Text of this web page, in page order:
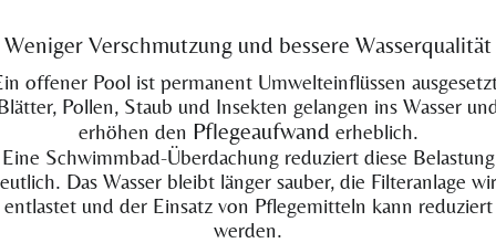
Weniger Verschmutzung und bessere Wasserqualität
offener Pool ist permanent Umwelteinflüssen
Pollen, Staub und Insekten gelangen ins Wasser
erhöhen den Pflegeaufwand erheblich.
Eine Schwimmbad-Überdachung reduziert diese Belastung
Das Wasser bleibt länger sauber, die Filteranlage
entlastet und der Einsatz von Pflegemitteln kann reduziert
werden.